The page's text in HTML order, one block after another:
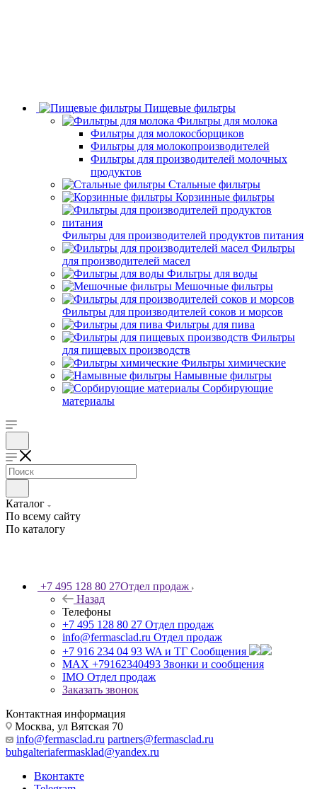
Пищевые фильтры
Фильтры для молока
Фильтры для молокосборщиков
Фильтры для молокопроизводителей
Фильтры для производителей молочных
продуктов
Стальные фильтры
Корзинные фильтры
Фильтры для производителей продуктов питания
Фильтры
для производителей масел
Фильтры для воды
Мешочные фильтры
Фильтры для производителей соков и морсов
Фильтры для пива
Фильтры
для пищевых производств
Фильтры химические
Намывные фильтры
Сорбирующие
материалы
Каталог
По всему сайту
По каталогу
+7 495 128 80 27Отдел продаж
Назад
Телефоны
+7 495 128 80 27 Отдел продаж
info@fermasclad.ru Отдел продаж
+7 916 234 04 93 WA и ТГ Сообщения
MAX +79162340493 Звонки и сообщения
IMO Отдел продаж
Заказать звонок
Контактная информация
Москва, ул Вятская 70
info@fermasclad.ru partners@fermasclad.ru
buhgalteriafermasklad@yandex.ru
Вконтакте